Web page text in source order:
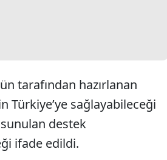
tarafından hazırlanan
Türkiye’ye sağlayabileceği
sunulan destek
ifade edildi.